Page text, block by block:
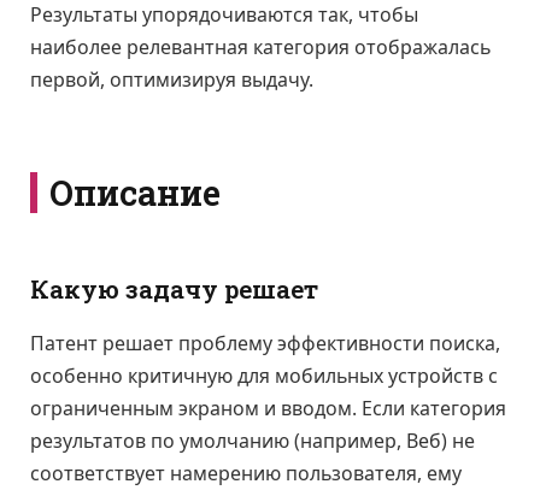
Результаты упорядочиваются так, чтобы
наиболее релевантная категория отображалась
первой, оптимизируя выдачу.
Описание
Какую задачу решает
Патент решает проблему эффективности поиска,
особенно критичную для мобильных устройств с
ограниченным экраном и вводом. Если категория
результатов по умолчанию (например, Веб) не
соответствует намерению пользователя, ему